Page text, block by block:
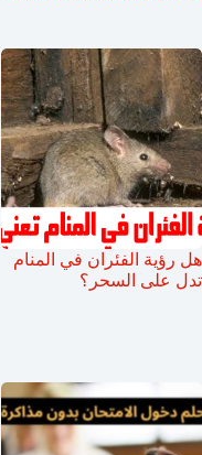
هل رؤية الفئران في المنام
تدل على السحر؟